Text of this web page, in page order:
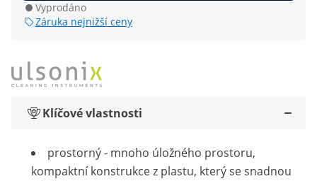
Vyprodáno
Záruka nejnižší ceny
Klíčové vlastnosti
prostorný - mnoho úložného prostoru,
kompaktní konstrukce z plastu, který se snadnou